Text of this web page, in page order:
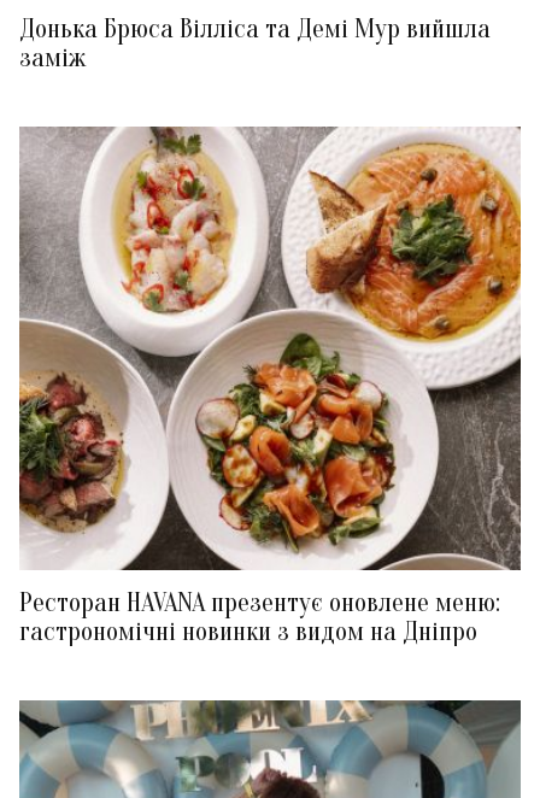
Донька Брюса Вілліса та Демі Мур вийшла
заміж
Ресторан HAVANA презентує оновлене меню:
гастрономічні новинки з видом на Дніпро